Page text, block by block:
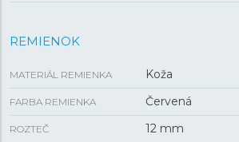
REMIENOK
MATERIÁL REMIENKA Koža
FARBA REMIENKA Červená
ROZTEČ 12 mm